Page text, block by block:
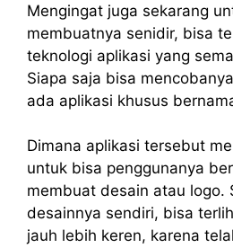
Mengingat juga sekarang
membuatnya senidir, bisa
teknologi aplikasi yang
Siapa saja bisa
ada aplikasi khusus
Dimana aplikasi tersebut
untuk bisa penggunanya
membuat desain atau logo.
desainnya sendiri, bisa
jauh lebih keren, karena